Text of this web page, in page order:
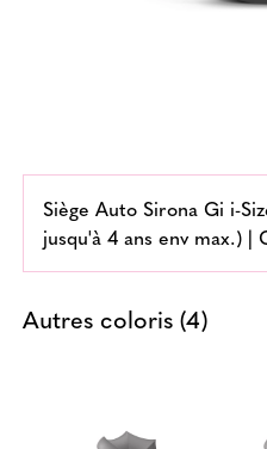
Siège Auto Sirona Gi i-
jusqu'à 4 ans env max.) |
Autres coloris (4)